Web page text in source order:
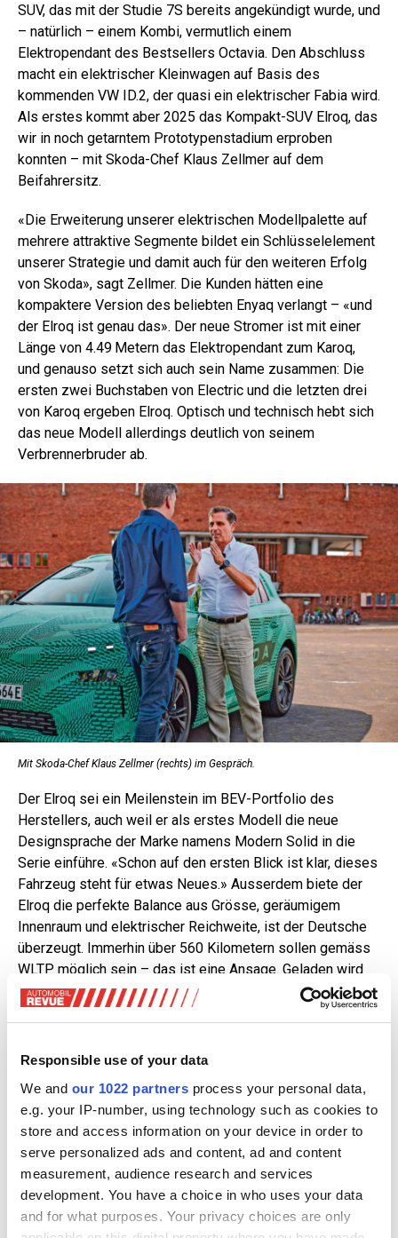
Responsible use of your data
We and our 1022 partners process your personal data,
e.g. your IP-number, using technology such as cookies to
store and access information on your device in order to
serve personalized ads and content, ad and content
measurement, audience research and services
development. You have a choice in who uses your data
and for what purposes. Your privacy choices are only
SUV, das mit der Studie 7S bereits angekündigt wurde, und
– natürlich – einem Kombi, vermutlich einem
Elektropendant des Bestsellers Octavia. Den Abschluss
macht ein elektrischer Kleinwagen auf Basis des
kommenden VW ID.2, der quasi ein elektrischer Fabia wird.
Als erstes kommt aber 2025 das Kompakt-SUV Elroq, das
wir in noch getarntem Prototypenstadium erproben
konnten – mit Skoda-Chef Klaus Zellmer auf dem
Beifahrersitz.
«Die Erweiterung unserer elektrischen Modellpalette auf
mehrere attraktive Segmente bildet ein Schlüsselelement
unserer Strategie und damit auch für den weiteren Erfolg
von Skoda», sagt Zellmer. Die Kunden hätten eine
kompaktere Version des beliebten Enyaq verlangt – «und
der Elroq ist genau das». Der neue Stromer ist mit einer
Länge von 4.49 Metern das Elektropendant zum Karoq,
und genauso setzt sich auch sein Name zusammen: Die
ersten zwei Buchstaben von Electric und die letzten drei
von Karoq ergeben Elroq. Optisch und technisch hebt sich
das neue Modell allerdings deutlich von seinem
Verbrennerbruder ab.
Mit Skoda-Chef Klaus Zellmer (rechts) im Gespräch.
Der Elroq sei ein Meilenstein im BEV-Portfolio des
Herstellers, auch weil er als erstes Modell die neue
Designsprache der Marke namens Modern Solid in die
Serie einführe. «Schon auf den ersten Blick ist klar, dieses
Fahrzeug steht für etwas Neues.» Ausserdem biete der
Elroq die perfekte Balance aus Grösse, geräumigem
Innenraum und elektrischer Reichweite, ist der Deutsche
überzeugt. Immerhin über 560 Kilometern sollen gemäss
WLTP möglich sein – das ist eine Ansage. Geladen wird
mit bis zu 175 kW (DC) und 11 kW (AC). Zudem zeichne
sich das neue Modell durch fortschrittliche Technologien
schätzen wüssten.
Platz en Masse
Tatsächlich ist der kompakte Elroq ein Hingucker – neben
dem mit Tarnfolie beklebten Prototyp, der zur ersten
Probefahrt bereitstand, konnten wir das neue Modell
bereits auch ungetarnt in Augenschein nehmen. Während
das Kompakt-SUV in der Heckansicht dem grösseren